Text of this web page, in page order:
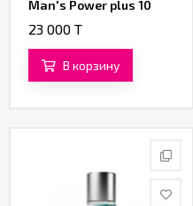
Man's Power plus 10
капсул
23 000 T
В корзину